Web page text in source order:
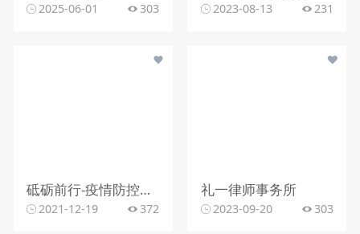
2025-06-01 303 2023-08-13 231
砥砺前行-疫情防控标志
2021-12-19 372
礼一律师事务所
2023-09-20 303